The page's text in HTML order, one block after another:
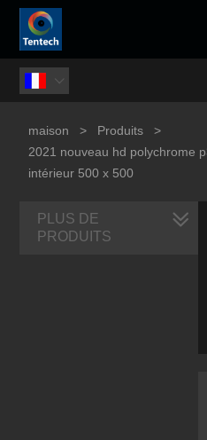

maison > Produits
>
2021 nouveau hd polychrome
intérieur 500 x 500
PLUS DE
PRODUITS